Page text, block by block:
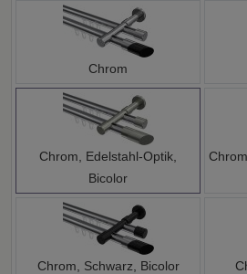
Chrom
Chrom, Edelstahl-Optik,
Bicolor
Chrom, Schwarz, Bicolor